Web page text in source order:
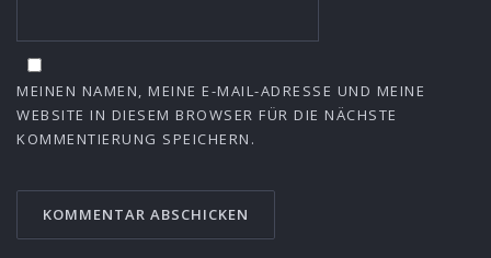
MEINEN NAMEN, MEINE E-MAIL-ADRESSE UND MEINE
WEBSITE IN DIESEM BROWSER FÜR DIE NÄCHSTE
KOMMENTIERUNG SPEICHERN.